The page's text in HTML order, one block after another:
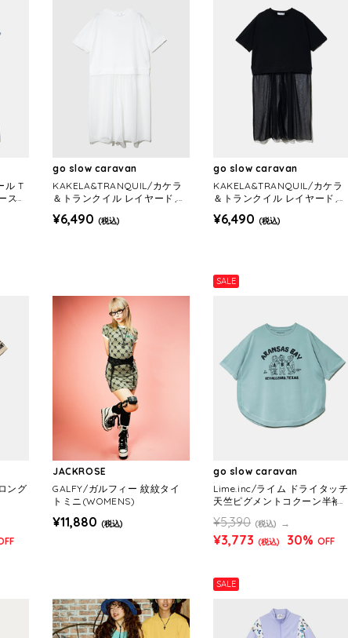
ル T
ス
go slow caravan
KAKELA&TRANQUIL/カケラ
＆トランクイル レイヤードメ
¥6,490 (税込)
go slow caravan
KAKELA&TRANQUIL/カケラ
＆トランクイル レイヤードメ
¥6,490 (税込)
ング
JACKROSE
GALFY/ガルフィー 紋紋タイ
トミニ(WOMENS)
¥11,880 (税込)
SALE
go slow caravan
Lime.inc/ライム ドライタッチ
天竺ピグメントコクーン半袖
¥5,390 (税込)
¥3,773 (税込) 30% OFF
SALE